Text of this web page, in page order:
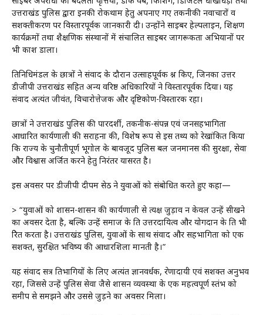
उत्तराखंड पुलिस द्वारा इनकी रोकथाम हेतु अपनाए गए तकनीकी नवाचारों व
सशक्तीकरण पर विस्तारपूर्वक जानकारी दी। उन्होंने साइबर हेल्पलाइन, प्रशिक्षण
कार्यक्रमों तथा शैक्षणिक संस्थानों में संचालित साइबर जागरूकता अभियानों पर
भी प्रकाश डाला।
प्रतिनिधिमंडल के छात्रों ने संवाद के दौरान उत्साहपूर्वक प्रश्न किए, जिनका उत्तर
डीजीपी उत्तराखंड सहित अन्य वरिष्ठ अधिकारियों ने विस्तारपूर्वक दिया। यह
संवाद अत्यंत जीवंत, विचारोत्तेजक और दृष्टिकोण-विस्तारक रहा।
छात्रों ने उत्तराखंड पुलिस की पारदर्शी, तकनीक-संपन्न एवं जनसहभागिता
आधारित कार्यप्रणाली की सराहना की, विशेष रूप से इस तथ्य को रेखांकित किया
कि राज्य के चुनौतीपूर्ण भूगोल के बावजूद पुलिस बल जनमानस की सुरक्षा, सेवा
और विश्वास अर्जित करने हेतु निरंतर प्रयासरत है।
इस अवसर पर डीजीपी दीपम सेठ ने युवाओं को संबोधित करते हुए कहा—
> “युवाओं को शासन-प्रशासन की कार्यप्रणाली से प्रत्यक्ष जुड़ाव न केवल उन्हें सीखने
का अवसर देता है, बल्कि उन्हें समाज के प्रति उत्तरदायित्व और योगदान के प्रति भी
प्रेरित करता है। उत्तराखंड पुलिस, युवाओं के साथ संवाद और सहभागिता को एक
सशक्त, सुरक्षित भविष्य की आधारशिला मानती है।”
यह संवाद सत्र प्रतिभागियों के लिए अत्यंत ज्ञानवर्धक, प्रेरणादायी एवं सशक्त अनुभव
रहा, जिससे उन्हें पुलिस सेवा जैसे शासन व्यवस्था के एक महत्वपूर्ण स्तंभ को
समीप से समझने और उससे जुड़ने का अवसर मिला।